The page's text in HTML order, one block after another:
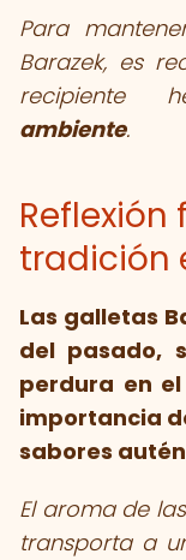
Para
Barazek, es
recipiente
ambiente.
Reflexión
tradición
Las galletas
del pasado,
perdura en
importancia
sabores
El aroma de
transporta a